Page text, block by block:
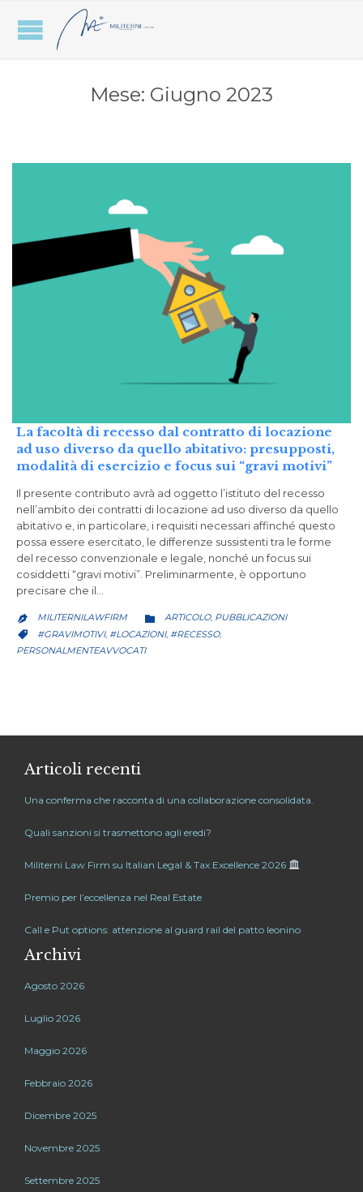
Mese: Giugno 2023
La facoltà di recesso dal contratto di locazione
ad uso diverso da quello abitativo: presupposti,
modalità di esercizio e focus sui “gravi motivi”
Il presente contributo avrà ad oggetto l’istituto del recesso
nell’ambito dei contratti di locazione ad uso diverso da quello
abitativo e, in particolare, i requisiti necessari affinché questo
possa essere esercitato, le differenze sussistenti tra le forme
del recesso convenzionale e legale, nonché un focus sui
cosiddetti “gravi motivi”. Preliminarmente, è opportuno
precisare che il…
 MILITERNILAWFIRM  CATEGORY
ARTICOLO, PUBBLICAZIONI
 CATEGORY
#GRAVIMOTIVI, #LOCAZIONI, #RECESSO,
PERSONALMENTEAVVOCATI
Articoli recenti
Una conferma che racconta di una collaborazione consolidata.
Quali sanzioni si trasmettono agli eredi?
Militerni Law Firm su Italian Legal & Tax Excellence 2026
Premio per l’eccellenza nel Real Estate
Call e Put options: attenzione al guard rail del patto leonino
Archivi
Agosto 2026
Luglio 2026
Maggio 2026
Febbraio 2026
Dicembre 2025
Novembre 2025
Settembre 2025